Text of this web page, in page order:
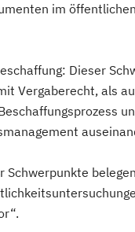
im
Dieser
Vergaberecht, als
Schwerpunkte